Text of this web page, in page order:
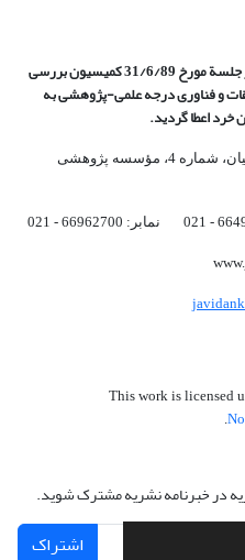
بررسی
و فناوری درجه علمی‌-پژوهشیبه
خرد اعطا گردید.
آدرس : تهــران، خ نوفل لوشاتو، خ آراکلیان، شماره 4،‌ مؤسسه پژوهشی
This work is licensed
در خبرنامه نشریه مشترک شوید.
اشتراک